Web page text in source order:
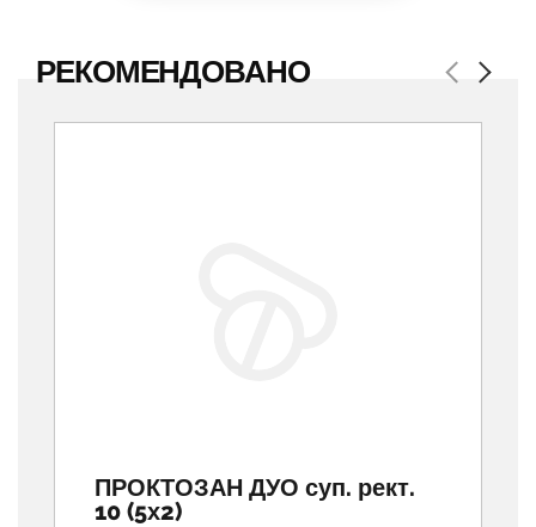
РЕКОМЕНДОВАНО Previous
ПРОКТОЗАН ДУО суп. рект.
10 (5х2)
Next